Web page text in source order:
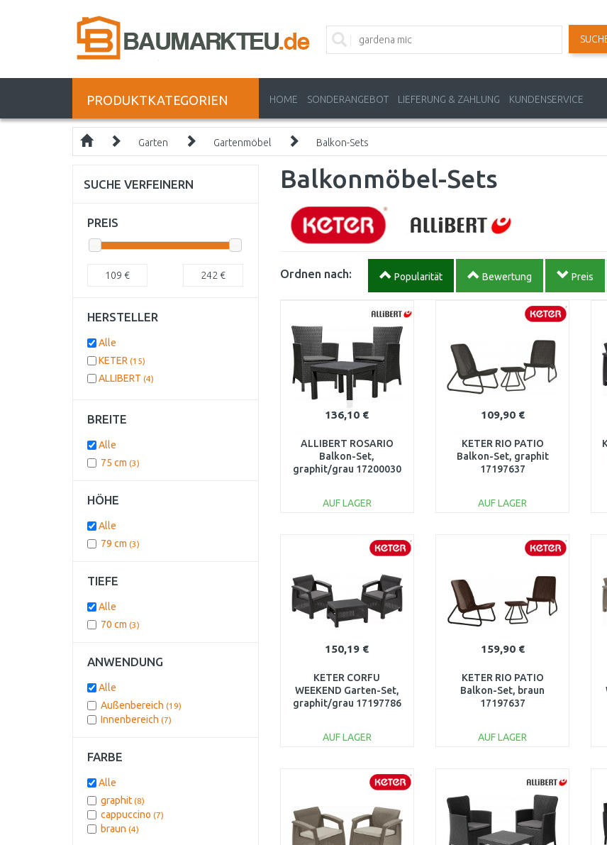
PRODUKTKATEGORIEN HOME SONDERANGEBOT LIEFERUNG & ZAHLUNG KUNDENSERVICE
Garten Gartenmöbel Balkon-Sets
Balkonmöbel-Sets
Ordnen nach: Popularität Bewertung Preis
136,10 €
ALLIBERT ROSARIO
Balkon-Set,
graphit/grau 17200030
AUF LAGER
WARENKORB
109,90 €
KETER RIO PATIO
Balkon-Set, graphit
17197637
AUF LAGER
WARENKORB
150,19 €
KETER CORFU
WEEKEND Garten-Set,
graphit/grau 17197786
AUF LAGER
WARENKORB
159,90 €
KETER RIO PATIO
Balkon-Set, braun
17197637
AUF LAGER
Vergleichen
SUCHE VERFEINERN
PREIS
109 € 242 €
HERSTELLER
Alle
KETER (15)
ALLIBERT (4)
BREITE
Alle
75 cm (3)
HÖHE
Alle
79 cm (3)
TIEFE
Alle
70 cm (3)
ANWENDUNG
Alle
Außenbereich (19)
Innenbereich (7)
FARBE
Alle
graphit (8)
cappuccino (7)
braun (4)